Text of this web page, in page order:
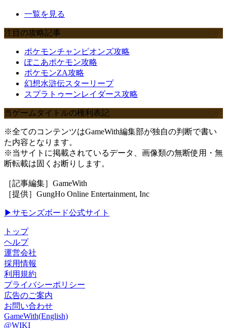
一覧を見る
注目の攻略記事
ポケモンチャンピオンズ攻略
ぽこあポケモン攻略
ポケモンZA攻略
幻想水滸伝スターリープ
スプラトゥーンレイダース攻略
当ゲームタイトルの権利表記
※全てのコンテンツはGameWith編集部が独自の判断で書い
た内容となります。
※当サイトに掲載されているデータ、画像類の無断使用・無
断転載は固くお断りします。
［記事編集］GameWith
［提供］GungHo Online Entertainment, Inc
▶サモンズボード公式サイト
トップ
ヘルプ
運営会社
採用情報
利用規約
プライバシーポリシー
広告のご案内
お問い合わせ
GameWith(English)
@WIKI